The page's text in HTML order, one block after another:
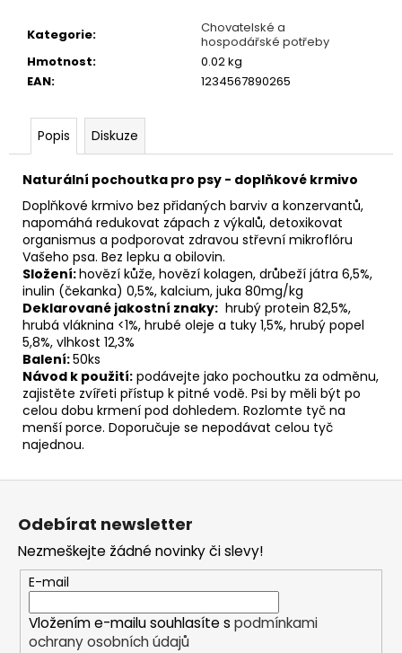
Kategorie:
Chovatelské a
hospodářské potřeby
Hmotnost:
0.02 kg
EAN: 1234567890265
Popis Diskuze
Naturální pochoutka pro psy - doplňkové krmivo
Doplňkové krmivo bez přidaných barviv a konzervantů,
napomáhá redukovat zápach z výkalů, detoxikovat
organismus a podporovat zdravou střevní mikroflóru
Vašeho psa. Bez lepku a obilovin.
Složení:hovězí kůže, hovězí kolagen, drůbeží játra 6,5%,
inulin (čekanka) 0,5%, kalcium, juka 80mg/kg
Deklarované jakostní znaky: hrubý protein 82,5%,
hrubá vláknina <1%, hrubé oleje a tuky 1,5%, hrubý popel
5,8%, vlhkost 12,3%
Balení:50ks
Návod k použití: podávejte jako pochoutku za odměnu,
zajistěte zvířeti přístup k pitné vodě. Psi by měli být po
celou dobu krmení pod dohledem. Rozlomte tyč na
menší porce. Doporučuje se nepodávat celou tyč
najednou.
e
GLANDEX
580
Z
Odebírat newsletter
Nezmeškejte žádné novinky či slevy!
E-mail
Vložením e-mailu souhlasíte s podmínkami
ochrany osobních údajů